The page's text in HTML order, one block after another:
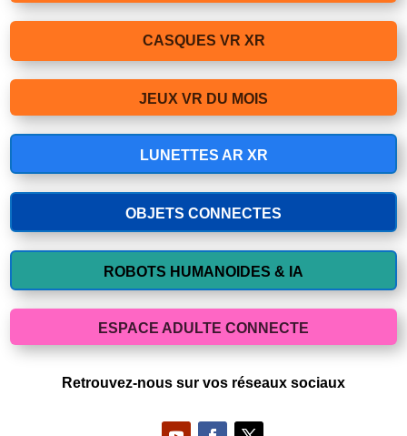
CASQUES VR XR
JEUX VR DU MOIS
LUNETTES AR XR
OBJETS CONNECTES
ROBOTS HUMANOIDES & IA
ESPACE ADULTE CONNECTE
Retrouvez-nous sur vos réseaux sociaux